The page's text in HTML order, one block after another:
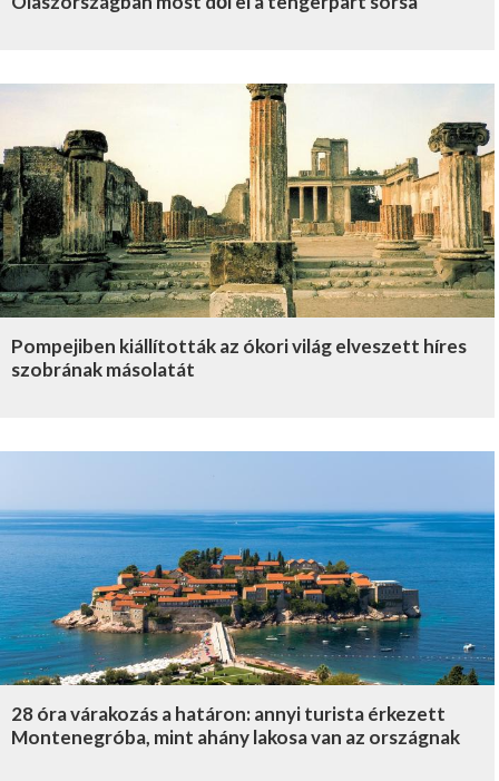
Pompejiben kiállították az ókori világ elveszett híres
szobrának másolatát
28 óra várakozás a határon: annyi turista érkezett
Montenegróba, mint ahány lakosa van az országnak